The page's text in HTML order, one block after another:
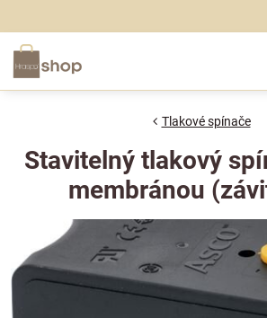
Tlakové spínače
Stavitelný tlakový
membránou